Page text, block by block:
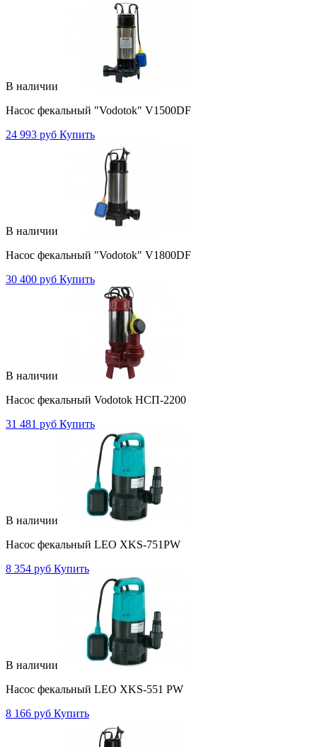
В наличии
Насос фекальный "Vodotok" V1500DF
24 993 руб Купить
В наличии
Насос фекальный "Vodotok" V1800DF
30 400 руб Купить
В наличии
Насос фекальный Vodotok НСП-2200
31 481 руб Купить
В наличии
Насос фекальный LEO XKS-751PW
8 354 руб Купить
В наличии
Насос фекальный LEO XKS-551 PW
8 166 руб Купить